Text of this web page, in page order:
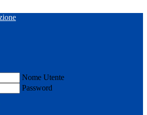
Nome Utente
Password